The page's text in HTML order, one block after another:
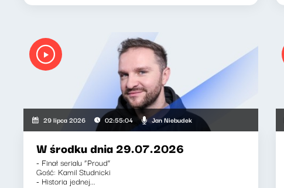
29 lipca 2026 02:55:04 Jan Niebudek
W środku dnia 29.07.2026
- Finał serialu “Proud”
Gość: Kamil Studnicki
- Historia jednej...